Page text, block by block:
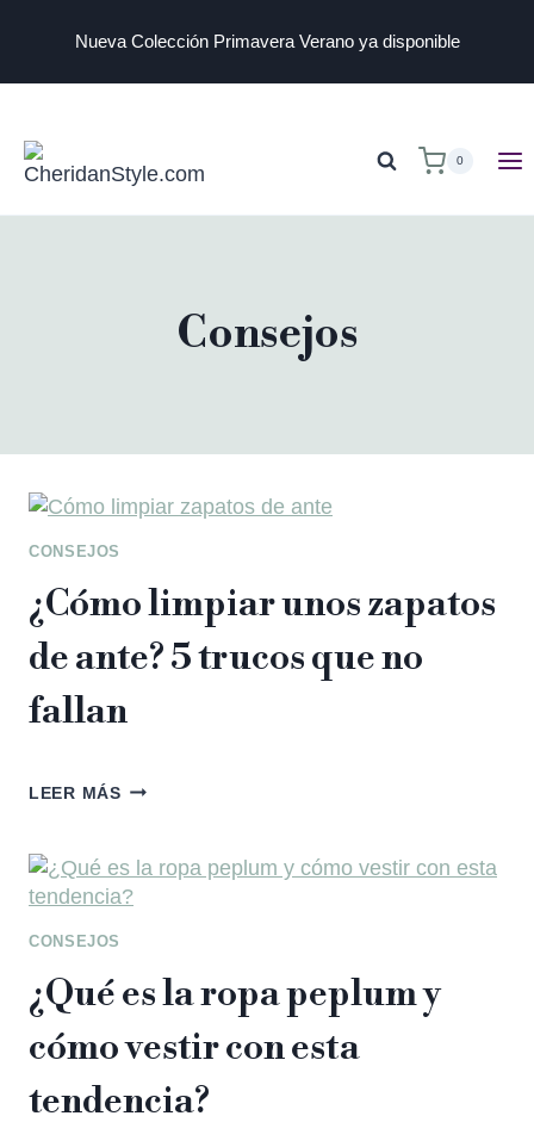
Nueva Colección Primavera Verano ya disponible
0
Consejos
CONSEJOS
¿Cómo limpiar unos zapatos
de ante? 5 trucos que no
fallan
LEER MÁS
CONSEJOS
¿Qué es la ropa peplum y
cómo vestir con esta
tendencia?